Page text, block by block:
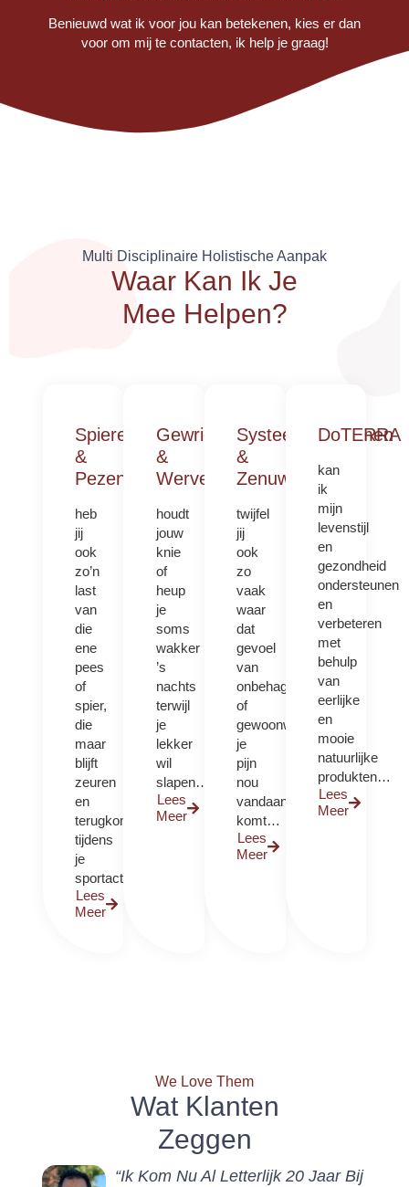
Benieuwd wat ik voor jou kan betekenen, kies er dan
voor om mij te contacten, ik help je graag!
Multi Disciplinaire Holistische Aanpak
Waar Kan Ik Je
Mee Helpen?
Spieren
&
Pezen
heb
jij
ook
zo’n
last
van
die
ene
pees
of
spier,
die
maar
blijft
zeuren
en
terugkomen
tijdens
je
sportactiviteit…
Lees
Meer
Gewrichten
&
Wervelkolom
houdt
jouw
knie
of
heup
je
soms
wakker
’s
nachts
terwijl
je
lekker
wil
slapen…
Lees
Meer
Systeemproblemen
&
Zenuwstelsel
twijfel
jij
ook
zo
vaak
waar
dat
gevoel
van
onbehagen
of
gewoonweg
je
pijn
nou
vandaan
komt…
Lees
Meer
DoTERRA
kan
ik
mijn
levenstijl
en
gezondheid
ondersteunen
en
verbeteren
met
behulp
van
eerlijke
en
mooie
natuurlijke
produkten…
Lees
Meer
We Love Them
Wat Klanten
Zeggen
“Ik Kom Nu Al Letterlijk 20 Jaar Bij